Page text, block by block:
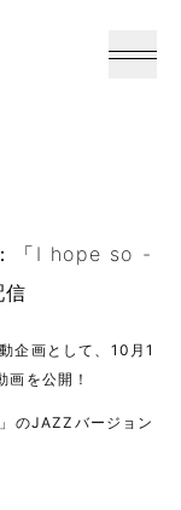
「I hope so -
企画として、10月1
を公開！
のJAZZバージョン